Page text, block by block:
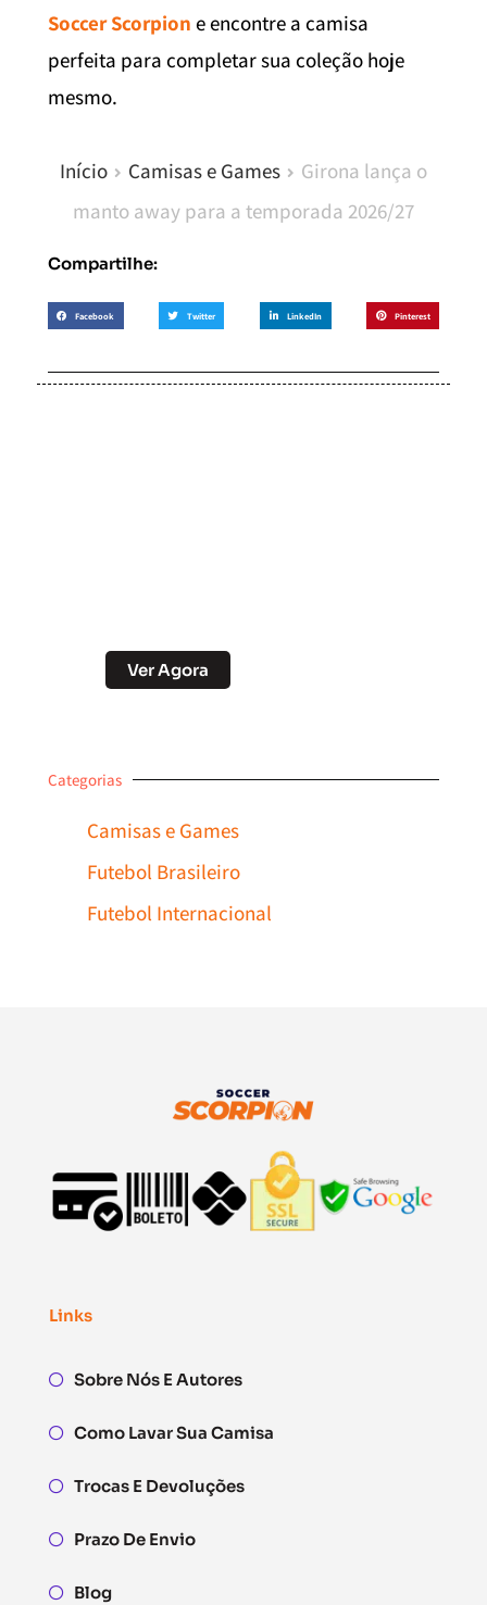
Soccer Scorpion e encontre a camisa
perfeita para completar sua coleção hoje
mesmo.
Início Camisas e Games
Girona lança o
manto away para a temporada 2026/27
Compartilhe:
Facebook Twitter LinkedIn Pinterest
Ver Agora
Categorias
Camisas e Games
Futebol Brasileiro
Futebol Internacional
Links
Sobre Nós E Autores
Como Lavar Sua Camisa
Trocas E Devoluções
Prazo De Envio
Blog